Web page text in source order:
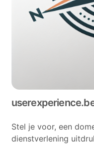
Stel je voor, een
dienstverlening